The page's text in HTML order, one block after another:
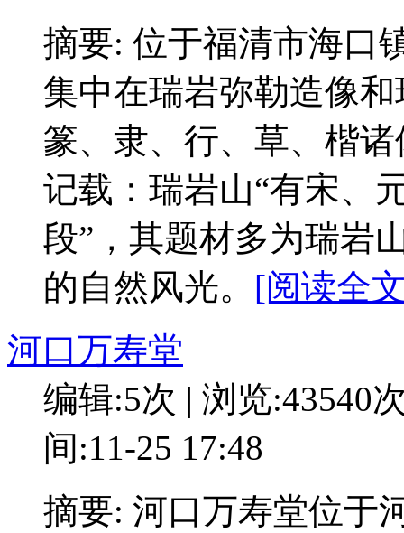
摘要: 位于福清市海口
集中在瑞岩弥勒造像
篆、隶、行、草、楷
记载：瑞岩山“有宋、
段”，其题材多为瑞岩
的自然风光。 [阅读全
河口万寿堂
编辑:5次 | 浏览:43540
间:11-25 17:48
摘要: 河口万寿堂位于